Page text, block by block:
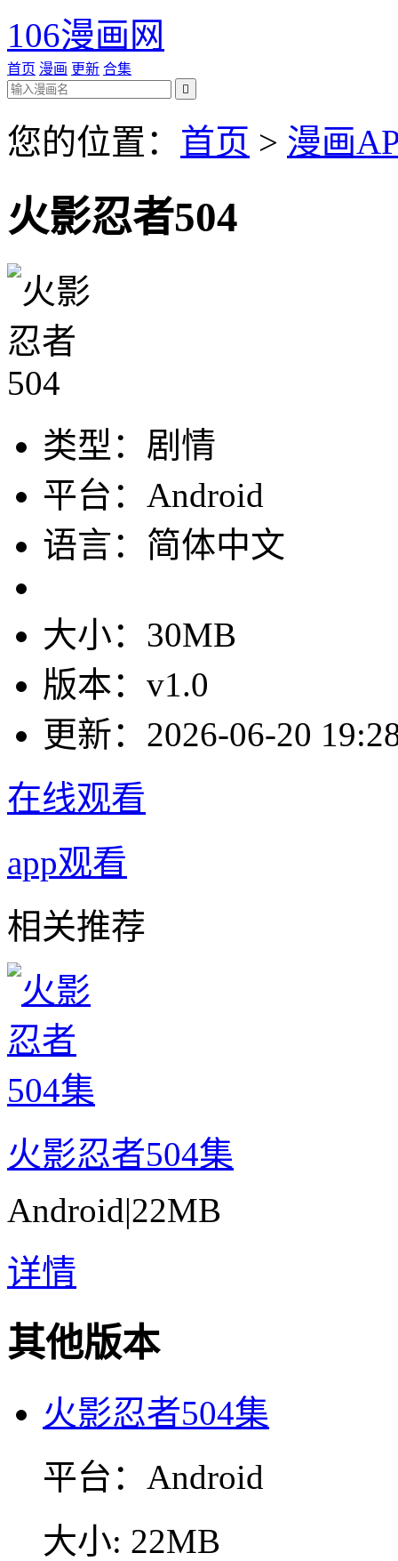
106漫画网
首页 漫画 更新 合集

您的位置： 首页 > 漫画
火影忍者504
类型：剧情
平台：Android
语言：简体中文
大小：30MB
版本：v1.0
更新：2026-06-20
在线观看
app观看
相关推荐
火影忍者504集
Android|22MB
详情
其他版本
火影忍者504集
平台：Android
大小: 22MB